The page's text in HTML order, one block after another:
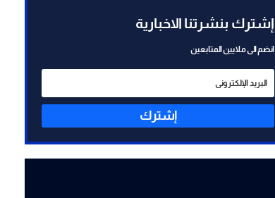
إشترك بنشرتنا الاخبارية
انضم الى ملايين المتابعين
إشترك